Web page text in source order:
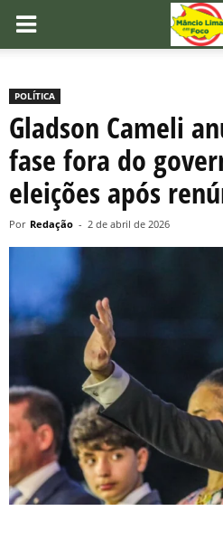
POLÍTICA
Gladson Cameli
fase fora do
eleições após
Por Redação - 2 de abril de 2026